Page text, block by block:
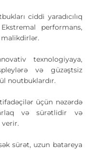
ciddi yaradıcılıq
performans,
texnologiyaya,
və güzəştsiz
noutbuklardır.
üçün nəzərdə
və sürətlidir və
sürət, uzun batareya